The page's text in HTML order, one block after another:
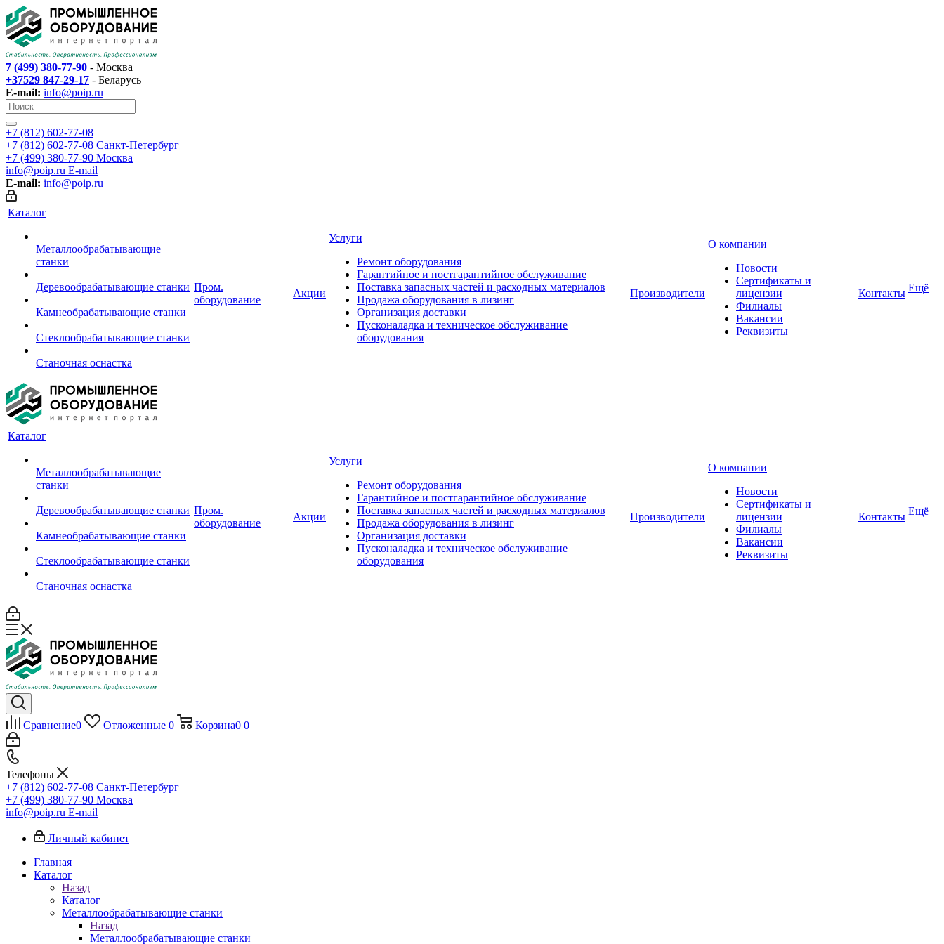
7 (499) 380-77-90 - Москва
+37529 847-29-17 - Беларусь
E-mail: info@poip.ru
+7 (812) 602-77-08
+7 (812) 602-77-08 Санкт-Петербург
+7 (499) 380-77-90 Москва
info@poip.ru E-mail
E-mail: info@poip.ru
Каталог
Металлообрабатывающие
станки
Деревообрабатывающие станки
Камнеобрабатывающие станки
Стеклообрабатывающие станки
Станочная оснастка
Пром.
оборудование
Акции
Услуги
Ремонт оборудования
Гарантийное и постгарантийное обслуживание
Поставка запасных частей и расходных материалов
Продажа оборудования в лизинг
Организация доставки
Пусконаладка и техническое обслуживание
оборудования
Производители
О компании
Новости
Сертификаты и
лицензии
Филиалы
Вакансии
Реквизиты
Контакты Ещё
Каталог
Металлообрабатывающие
станки
Деревообрабатывающие станки
Камнеобрабатывающие станки
Стеклообрабатывающие станки
Станочная оснастка
Пром.
оборудование
Акции
Услуги
Ремонт оборудования
Гарантийное и постгарантийное обслуживание
Поставка запасных частей и расходных материалов
Продажа оборудования в лизинг
Организация доставки
Пусконаладка и техническое обслуживание
оборудования
Производители
О компании
Новости
Сертификаты и
лицензии
Филиалы
Вакансии
Реквизиты
Контакты Ещё
Сравнение0 Отложенные 0 Корзина0 0
Телефоны
+7 (812) 602-77-08 Санкт-Петербург
+7 (499) 380-77-90 Москва
info@poip.ru E-mail
Личный кабинет
Главная
Каталог
Назад
Каталог
Металлообрабатывающие станки
Назад
Металлообрабатывающие станки